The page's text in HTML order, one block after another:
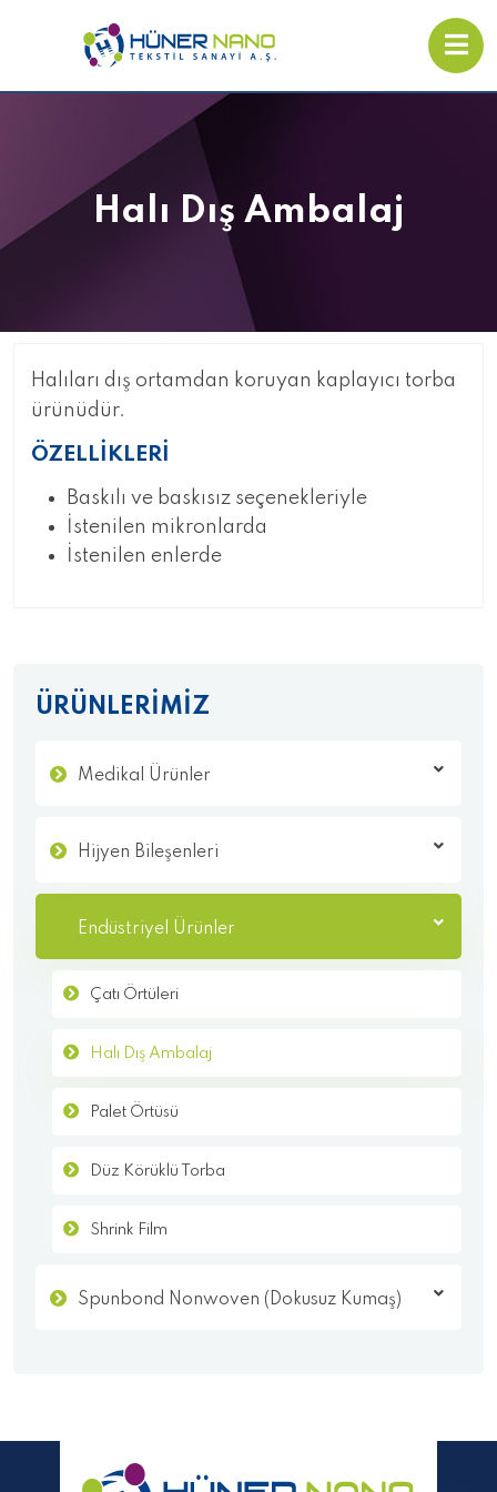
Halı Dış Ambalaj
Halıları dış ortamdan koruyan kaplayıcı torba
ürünüdür.
ÖZELLİKLERİ
Baskılı ve baskısız seçenekleriyle
İstenilen mikronlarda
İstenilen enlerde
ÜRÜNLERİMİZ
Medikal Ürünler
Hijyen Bileşenleri
Endüstriyel Ürünler
Çatı Örtüleri
Halı Dış Ambalaj
Palet Örtüsü
Düz Körüklü Torba
Shrink Film
Spunbond Nonwoven (Dokusuz Kumaş)